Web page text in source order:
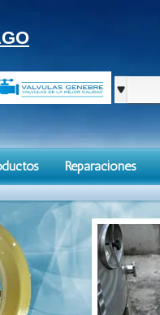
Reparaciones